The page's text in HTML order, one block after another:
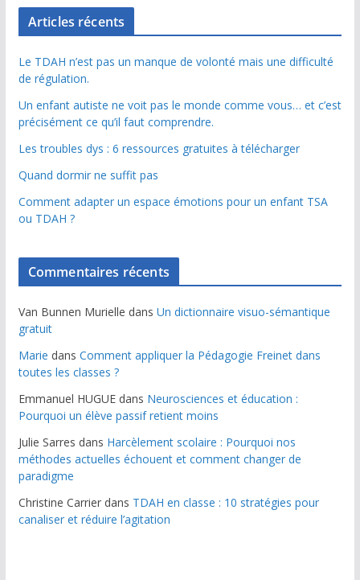
Articles récents
Le TDAH n’est pas un manque de volonté mais une difficulté
de régulation.
Un enfant autiste ne voit pas le monde comme vous… et c’est
précisément ce qu’il faut comprendre.
Les troubles dys : 6 ressources gratuites à télécharger
Quand dormir ne suffit pas
Comment adapter un espace émotions pour un enfant TSA
ou TDAH ?
Commentaires récents
Van Bunnen Murielle dans Un dictionnaire visuo-sémantique
gratuit
Marie dans Comment appliquer la Pédagogie Freinet dans
toutes les classes ?
Emmanuel HUGUEdans Neurosciences et éducation :
Pourquoi un élève passif retient moins
Julie Sarres dans Harcèlement scolaire : Pourquoi nos
méthodes actuelles échouent et comment changer de
paradigme
Christine Carrierdans TDAH en classe : 10 stratégies pour
canaliser et réduire l’agitation